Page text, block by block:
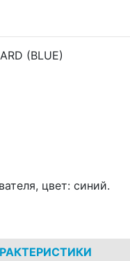
(BLUE)
цвет: синий.